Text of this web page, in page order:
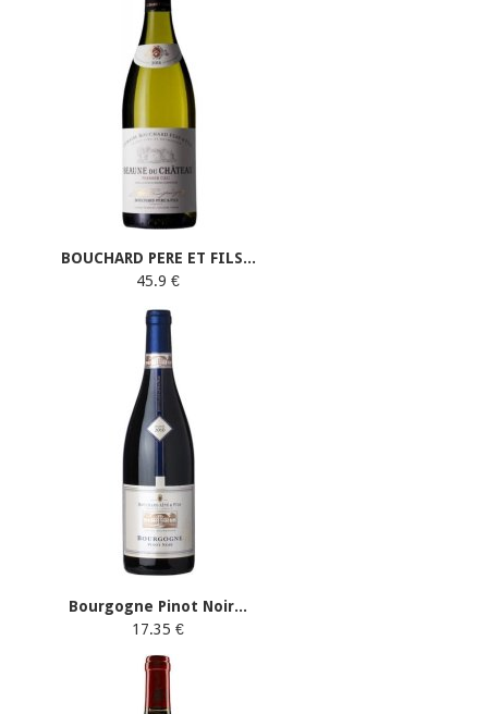
BOUCHARD PERE ET FILS...
45.9 €
Bourgogne Pinot Noir...
17.35 €